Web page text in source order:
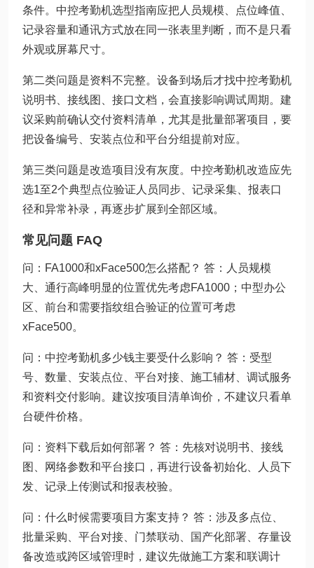
条件。中控考勤机选型指南应把人员规模、点位峰值、
记录容量和通讯方式放在同一张表里判断，而不是只看
外观或屏幕尺寸。
第二类问题是资料不完整。设备到场后才找中控考勤机
说明书、接线图、接口文档，会直接影响调试周期。建
议采购前确认交付资料清单，尤其是批量部署项目，要
把设备编号、安装点位和平台分组提前对应。
第三类问题是改造项目没有灰度。中控考勤机改造应先
选1至2个典型点位验证人员同步、记录采集、报表口
径和异常补录，再逐步扩展到全部区域。
常见问题 FAQ
问：FA1000和xFace500怎么搭配？ 答：人员规模
大、通行高峰明显的位置优先考虑FA1000；中型办公
区、前台和需要指纹组合验证的位置可考虑
xFace500。
问：中控考勤机多少钱主要受什么影响？ 答：受型
号、数量、安装点位、平台对接、施工辅材、调试服务
和资料交付影响。建议按项目清单询价，不建议只看单
台硬件价格。
问：资料下载后如何部署？ 答：先核对说明书、接线
图、网络参数和平台接口，再进行设备初始化、人员下
发、记录上传测试和报表校验。
问：什么时候需要项目方案支持？ 答：涉及多点位、
批量采购、平台对接、门禁联动、国产化部署、存量设
备改造或跨区域管理时，建议先做施工方案和联调计